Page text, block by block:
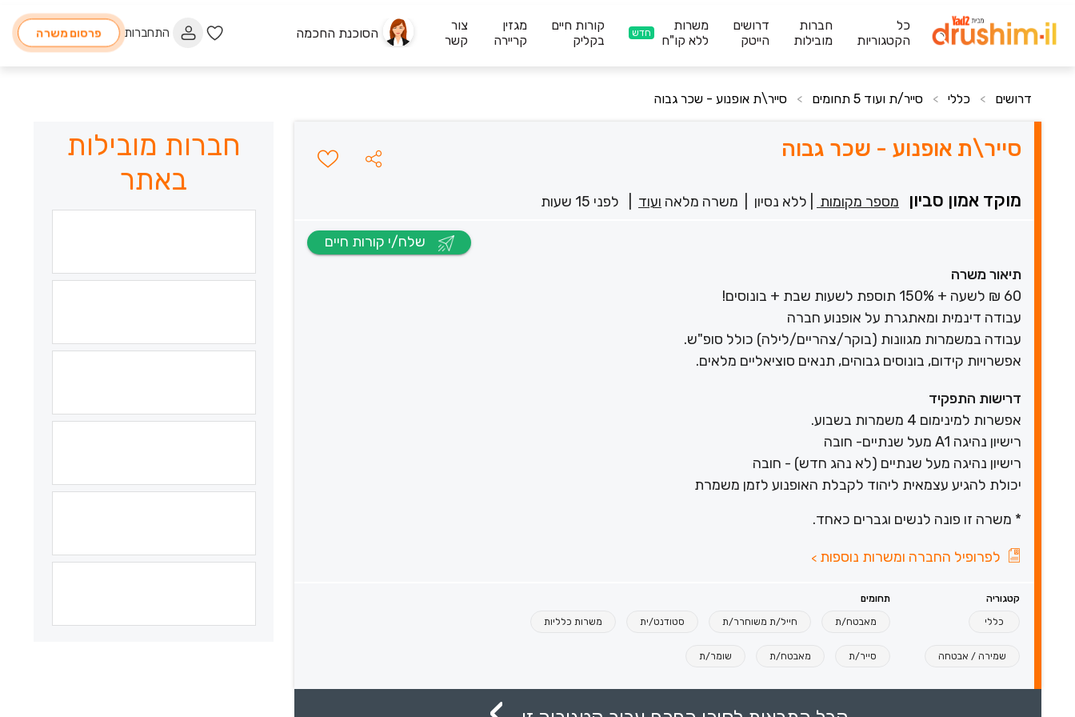
כל
הקטגוריות
חברות
מובילות
דרושים
הייטק
משרות
ללא קו"ח
חדש
קורות חיים
בקליק
מגזין
קריירה
צור
קשר
הסוכנת החכמה התחברות פרסום משרה
דרושים > כללי > סייר/ת ועוד 5 תחומים > סייר\ת אופנוע - שכר גבוה
סייר\ת אופנוע - שכר גבוה
מוקד אמון סביון מספר מקומות ללא נסיון משרה מלאה ועוד לפני 15 שעות
תיאור משרה
60 ₪ לשעה + 150% תוספת לשעות שבת + בונוסים!
עבודה דינמית ומאתגרת על אופנוע חברה
עבודה במשמרות מגוונות (בוקר/צהריים/לילה) כולל סופ"ש.
אפשרויות קידום, בונוסים גבוהים, תנאים סוציאליים מלאים.
דרישות התפקיד
אפשרות למינימום 4 משמרות בשבוע.
רישיון נהיגה A1 מעל שנתיים- חובה
רישיון נהיגה מעל שנתיים (לא נהג חדש) - חובה
יכולת להגיע עצמאית ליהוד לקבלת האופנוע לזמן משמרת
* משרה זו פונה לנשים וגברים כאחד.
לפרופיל החברה ומשרות נוספות >
קטגוריה תחומים
כללי מאבטח/ת חייל/ת משוחרר/ת סטודנט/ית משרות כלליות
שמירה / אבטחה סייר/ת מאבטח/ת שומר/ת
חברות מובילות
באתר